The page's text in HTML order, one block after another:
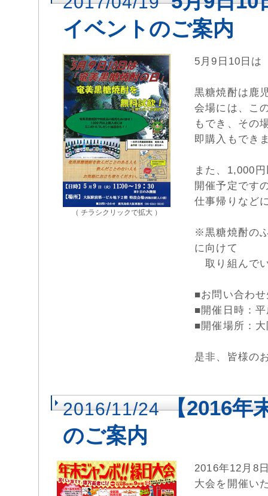
イベントのご案内
（ チラシクリックで拡大 ）
5月9日10日は
黒糖焼酎は鹿
会場には、こ
もでき、その
即購入もでき
また、1,000
開催予定です
仕事帰りなど
※黒糖焼酎の
に向けて
取り組んで
■お問い合わ
■開催日時：
■開催場所：
是非、皆様の
2016/11/24 【2016年
のご案内
2016年12月8
大会を開催い